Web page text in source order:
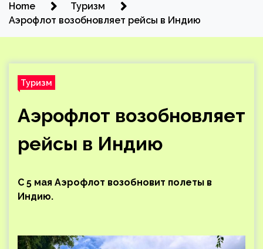
Home
Туризм
Аэрофлот возобновляет рейсы в Индию
Туризм
Аэрофлот возобновляет
рейсы в Индию
С 5 мая Аэрофлот возобновит полеты в
Индию.